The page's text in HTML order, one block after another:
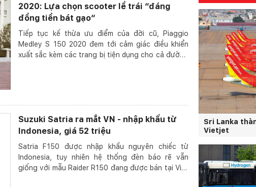
2020: Lựa chọn scooter lề trái “đáng
đồng tiền bát gạo“
Tiếp tục kế thừa ưu điểm của đời cũ, Piaggio
Medley S 150 2020 đem tới cảm giác điều khiển
xuất sắc kèm các trang bị tiện dụng cho cả đường
Suzuki Satria ra mắt VN - nhập khẩu từ
Indonesia, giá 52 triệu
Satria F150 được nhập khẩu nguyên chiếc từ
Indonesia, tuy nhiên hệ thống đèn báo rẽ vẫn
giống với mẫu Raider R150 đang được bán tại Việt
Sri Lanka
Vietjet